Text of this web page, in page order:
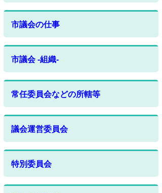
市議会の仕事
市議会 -組織-
常任委員会などの所轄等
議会運営委員会
特別委員会